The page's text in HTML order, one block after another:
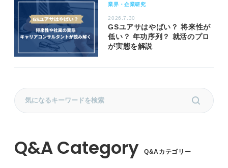
業界・企業研究
2026.7.30
GSユアサはやばい？ 将来性が
低い？ 年功序列？ 就活のプロ
が実態を解説
Q&Aカテゴリー